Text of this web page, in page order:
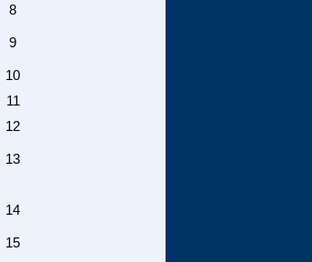
8
9
10
11
12
13
14
15